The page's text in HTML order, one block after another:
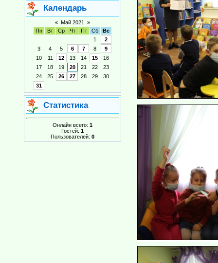
Календарь
« Май 2021
»
Пн
Вт Ср Чт Пт Сб
Вс
1
2
3
4 5 6 7 8
9
10
11 12 13 14 15
16
17
18 19 20 21 22
23
24
25 26 27 28 29
30
31
Статистика
Онлайн всего: 1
Гостей: 1
Пользователей: 0